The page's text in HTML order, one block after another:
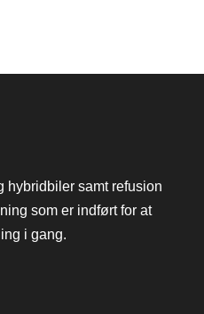
hybridbiler samt refusion
som er indført for at
i gang.